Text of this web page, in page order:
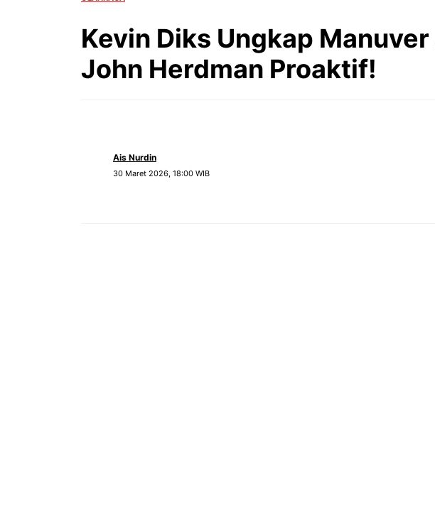
Kevin Diks Ungkap
John Herdman Proaktif!
Ais Nurdin
30 Maret 2026, 18:00 WIB